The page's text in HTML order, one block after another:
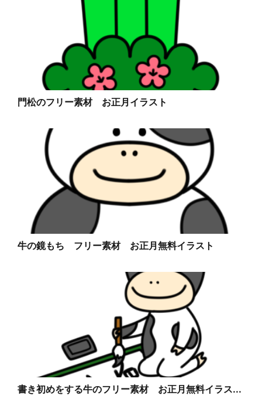
門松のフリー素材 お正月イラスト
牛の鏡もち フリー素材 お正月無料イラスト
書き初めをする牛のフリー素材 お正月無料イラス...